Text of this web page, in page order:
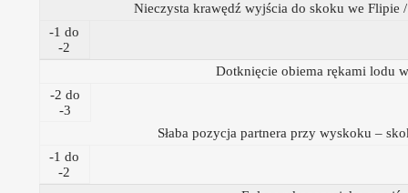
Nieczysta krawędź wyjścia do skoku we Flipie
-1 do
-2
Dotknięcie obiema rękami lodu
-2 do
-3
Słaba pozycja partnera przy wyskoku –
-1 do
-2